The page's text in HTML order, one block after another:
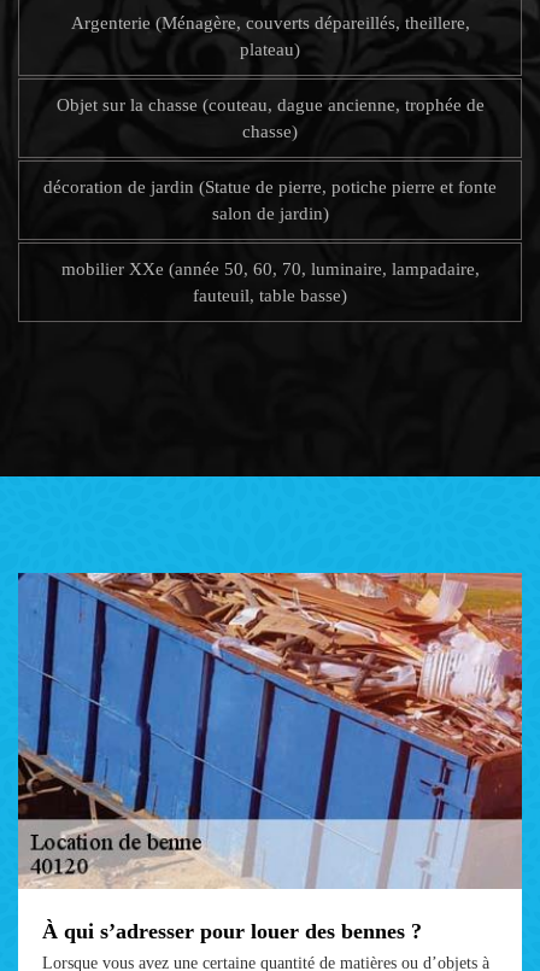
Argenterie (Ménagère, couverts dépareillés, theillere,
plateau)
Objet sur la chasse (couteau, dague ancienne, trophée de
chasse)
décoration de jardin (Statue de pierre, potiche pierre et fonte
salon de jardin)
mobilier XXe (année 50, 60, 70, luminaire, lampadaire,
fauteuil, table basse)
À qui s’adresser pour louer des bennes ?
Lorsque vous avez une certaine quantité de matières ou d’objets à